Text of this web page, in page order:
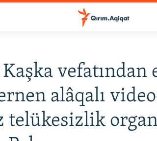
vefatından
alâqalı
telükesizlik